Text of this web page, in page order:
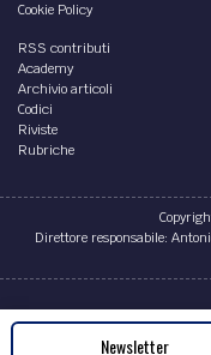
Cookie Policy
RSS contributi
Academy
Archivio articoli
Codici
Riviste
Rubriche
Direttore responsabile:
Newsletter